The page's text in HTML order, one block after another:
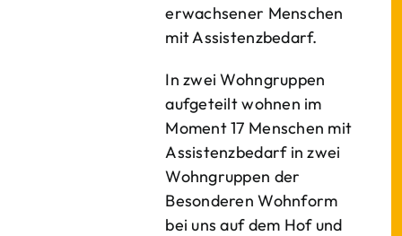
erwachsener Menschen
mit Assistenzbedarf.
In zwei Wohngruppen
aufgeteilt wohnen im
Moment 17 Menschen mit
Assistenzbedarf in zwei
Wohngruppen der
Besonderen Wohnform
bei uns auf dem Hof und